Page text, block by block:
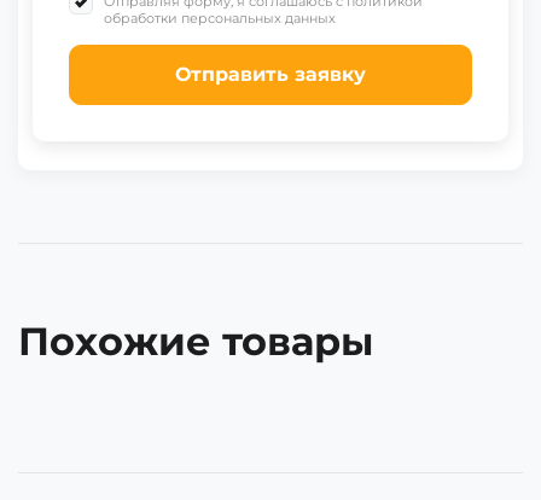
обработки персональных данных
Отправить заявку
Похожие товары